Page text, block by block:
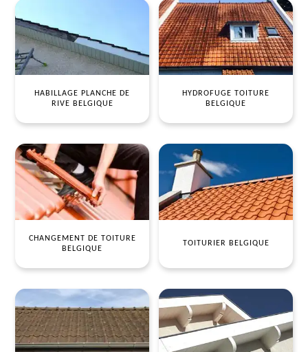
HABILLAGE PLANCHE DE
RIVE BELGIQUE
HYDROFUGE TOITURE
BELGIQUE
CHANGEMENT DE TOITURE
BELGIQUE
TOITURIER BELGIQUE